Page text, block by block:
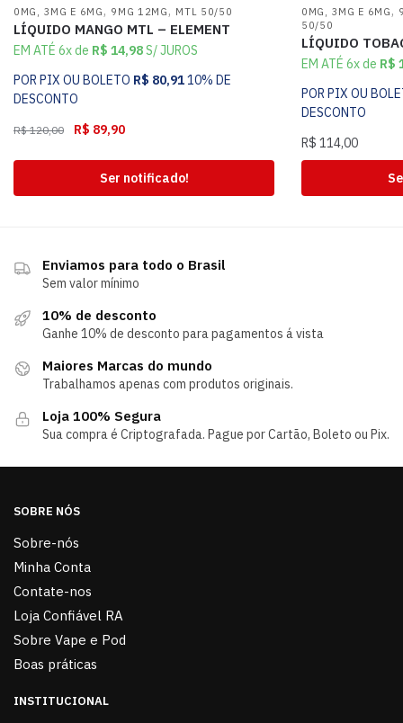
0MG, 3MG E 6MG , 9MG 12MG , MTL 50/50
LÍQUIDO MANGO MTL – ELEMENT
EM ATÉ 6x de R$ 14,98S/ JUROS
POR PIX OU BOLETO R$ 80,9110% DE
DESCONTO
R$120,00 R$ 89,90
Ser notificado!
0MG, 3MG E 6MG ,
50/50
LÍQUIDO
EM ATÉ 6x de R$
POR PIX OU
DESCONTO
R$ 114,00
Enviamos para todo o Brasil
Sem valor mínimo
10% de desconto
Ganhe 10% de desconto para pagamentos á vista
Maiores Marcas do mundo
Trabalhamos apenas com produtos originais.
Loja 100% Segura
Sua compra é Criptografada. Pague por Cartão, Boleto ou Pix.
SOBRE NÓS
Sobre-nós
Minha Conta
Contate-nos
Loja Confiável RA
Sobre Vape e Pod
Boas práticas
INSTITUCIONAL